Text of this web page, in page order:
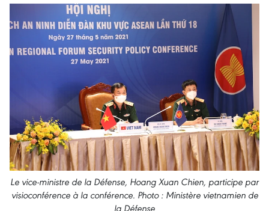
Le vice-ministre de la Défense, Hoang Xuan Chien, participe par
visioconférence à la conférence. Photo : Ministère vietnamien de
la Défense